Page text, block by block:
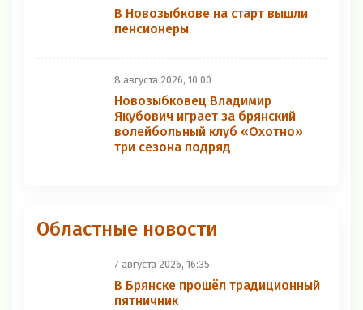
В Новозыбкове на старт вышли
пенсионеры
8 августа 2026, 10:00
Новозыбковец Владимир
Якубович играет за брянский
волейбольный клуб «Охотно»
три сезона подряд
Областные новости
7 августа 2026, 16:35
В Брянске прошёл традиционный
пятничник